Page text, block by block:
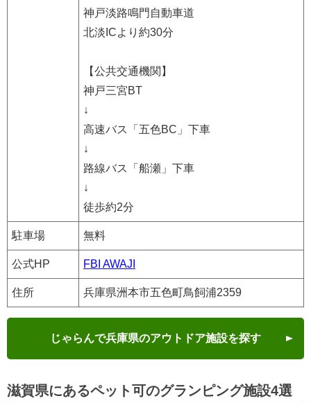
神戸淡路鳴門自動車道
北淡ICより約30分
【公共交通機関】
神戸三宮BT
↓
高速バス「五色BC」下車
↓
路線バス「船瀬」下車
↓
徒歩約2分
駐車場 無料
公式HP FBI AWAJI
住所 兵庫県洲本市五色町鳥飼浦2359
じゃらんで兵庫県のアウトドア施設を探す
滋賀県にあるペット可のグランピング施設4選